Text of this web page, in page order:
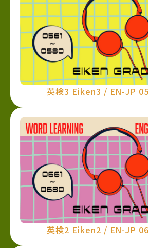
英検3 Eiken3 / EN-JP
英検2 Eiken2 / EN-JP